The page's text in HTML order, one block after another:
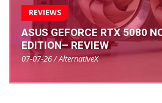
REVIEWS
ASUS GEFORCE RTX 5080
EDITION– REVIEW
07-07-26 / AlternativeX